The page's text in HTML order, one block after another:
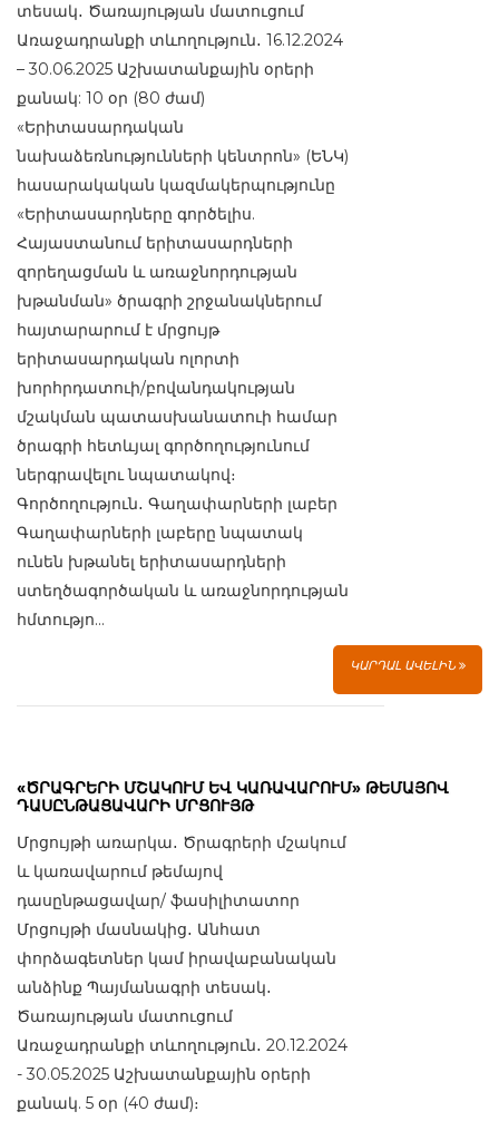
տեսակ․ Ծառայության մատուցում
Առաջադրանքի տևողություն․ 16.12.2024
– 30.06.2025 Աշխատանքային օրերի
քանակ: 10 օր (80 ժամ)
«Երիտասարդական
նախաձեռնությունների կենտրոն» (ԵՆԿ)
հասարակական կազմակերպությունը
«Երիտասարդները գործելիս.
Հայաստանում երիտասարդների
զորեղացման և առաջնորդության
խթանման» ծրագրի շրջանակներում
հայտարարում է մրցույթ
երիտասարդական ոլորտի
խորհրդատուի/բովանդակության
մշակման պատասխանատուի համար
ծրագրի հետևյալ գործողությունում
ներգրավելու նպատակով։
Գործողություն․ Գաղափարների լաբեր
Գաղափարների լաբերը նպատակ
ունեն խթանել երիտասարդների
ստեղծագործական և առաջնորդության
հմտությո...
ԿԱՐԴԱԼ ԱՎԵԼԻՆ
«ԾՐԱԳՐԵՐԻ ՄՇԱԿՈՒՄ ԵՎ ԿԱՌԱՎԱՐՈՒՄ» ԹԵՄԱՅՈՎ
ԴԱՍԸՆԹԱՑԱՎԱՐԻ ՄՐՑՈՒՅԹ
Մրցույթի առարկա․ Ծրագրերի մշակում
և կառավարում թեմայով
դասընթացավար/ ֆասիլիտատոր
Մրցույթի մասնակից․ Անհատ
փորձագետներ կամ իրավաբանական
անձինք Պայմանագրի տեսակ․
Ծառայության մատուցում
Առաջադրանքի տևողություն․ 20.12.2024
- 30.05.2025 Աշխատանքային օրերի
քանակ. 5 օր (40 ժամ)։